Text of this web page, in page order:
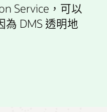
Service，可以
DMS 透明地